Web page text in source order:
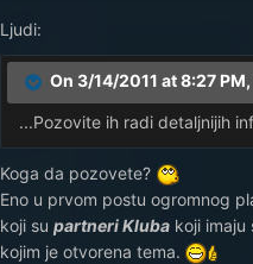
Ljudi:
On 3/14/2011 at 8:27
...Pozovite ih radi detaljnijih
Koga da pozovete?
Eno u prvom postu ogromnog
koji supartneri Kluba koji
kojim je otvorena tema.